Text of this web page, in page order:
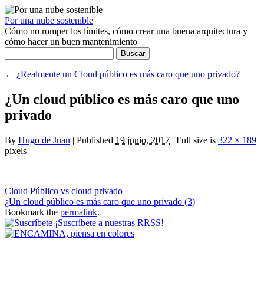
Por una nube sostenible
Cómo no romper los límites, cómo crear una buena arquitectura y
cómo hacer un buen mantenimiento
← ¿Realmente un Cloud público es más caro que uno privado?
¿Un cloud público es más caro que uno
privado
By Hugo de Juan | Published 19 junio, 2017 | Full size is 322 × 189
pixels
Cloud Público vs cloud privado
¿Un cloud público es más caro que uno privado (3)
Bookmark the permalink.
¡Suscríbete a nuestras RRSS!